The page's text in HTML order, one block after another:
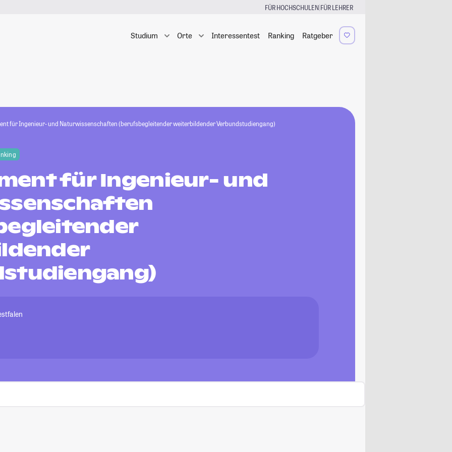
FÜR HOCHSCHULEN|FÜR LEHRER
Studium Orte Interessentest Ranking Ratgeber
für Ingenieur- und Naturwissenschaften (berufsbegleitender weiterbildender Verbundstudiengang)
für Ingenieur- und